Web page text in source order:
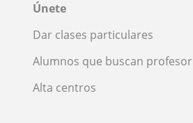
Únete
Dar clases particulares
Alumnos que buscan profesor
Alta centros